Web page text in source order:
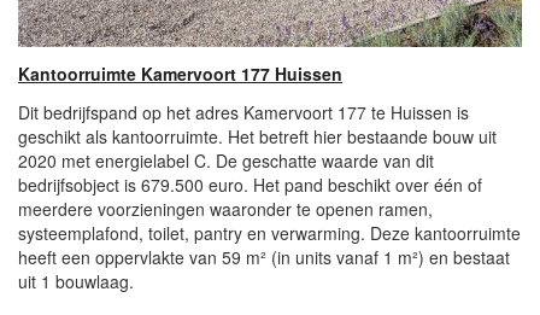
Kantoorruimte Kamervoort 177 Huissen
Dit bedrijfspand op het adres Kamervoort 177 te Huissen is
geschikt als kantoorruimte. Het betreft hier bestaande bouw uit
2020 met energielabel C. De geschatte waarde van dit
bedrijfsobject is 679.500 euro. Het pand beschikt over één of
meerdere voorzieningen waaronder te openen ramen,
systeemplafond, toilet, pantry en verwarming. Deze kantoorruimte
heeft een oppervlakte van 59 m² (in units vanaf 1 m²) en bestaat
uit 1 bouwlaag.